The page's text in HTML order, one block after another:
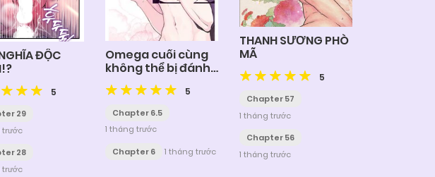
ĐỘC
5
29
trước
28
trước
Omega cuối cùng
không thể bị đánh
dấu!!!
5
Chapter 6.5
1 tháng trước
Chapter 6
1 tháng trước
THANH SƯƠNG PHÒ
MÃ
5
Chapter 57
1 tháng trước
Chapter 56
1 tháng trước